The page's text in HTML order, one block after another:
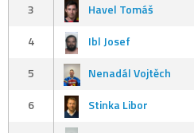
3
Havel Tomáš
4
Ibl Josef
5
Nenadál Vojtěch
6
Stinka Libor